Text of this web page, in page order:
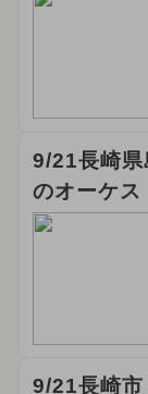
9/21長崎
のオーケ
9/21長崎